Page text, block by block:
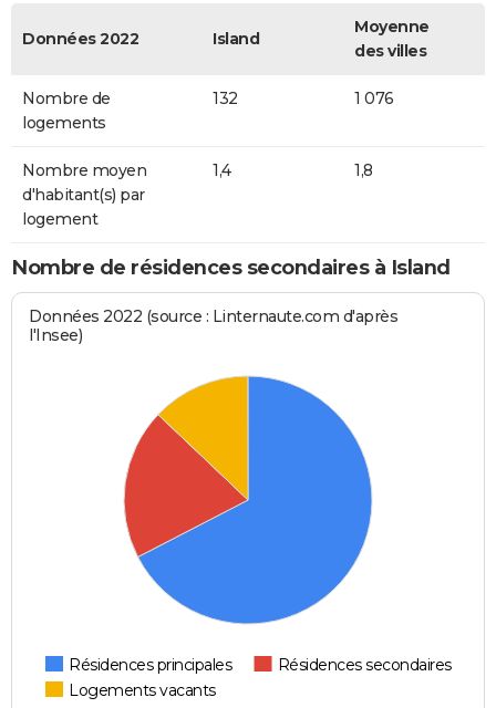
Données 2022 Island
Moyenne
des villes
Nombre de
logements
132 1 076
Nombre moyen
d'habitant(s) par
logement
1,4 1,8
Nombre de résidences secondaires à Island
Données 2022 (source : Linternaute.com d'après
l'Insee)
Résidences principales
Résidences secondaires
Logements vacants